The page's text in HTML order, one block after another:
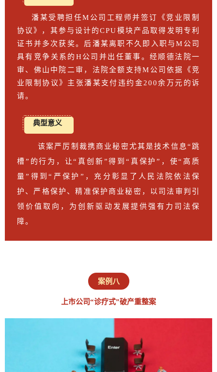
潘某受聘担任M公司工程师并签订《竞业限制
协议》，其参与设计的CPU模块产品取得发明专利
证书并多次获奖。后潘某离职不久即入职与M公司
具有竞争关系的H公司并出任董事。经顺德法院一
审、佛山中院二审，法院全额支持M公司依据《竞
业限制协议》主张潘某支付违约金200余万元的诉
请。
典型意义
该案严厉制裁携商业秘密尤其是技术信息“跳
槽”的行为，让“真创新”得到“真保护”，使“高质
量”得到“严保护”，充分彰显了人民法院依法保
护、严格保护、精准保护商业秘密，以司法审判引
领价值取向，为创新驱动发展提供强有力司法保
障。
案例八
上市公司“诊疗式”破产重整案